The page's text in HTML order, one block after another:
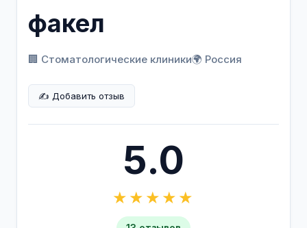
факел
🏢 Стоматологические клиники🌍 Россия
✍️ Добавить отзыв
5.0
★★★★★